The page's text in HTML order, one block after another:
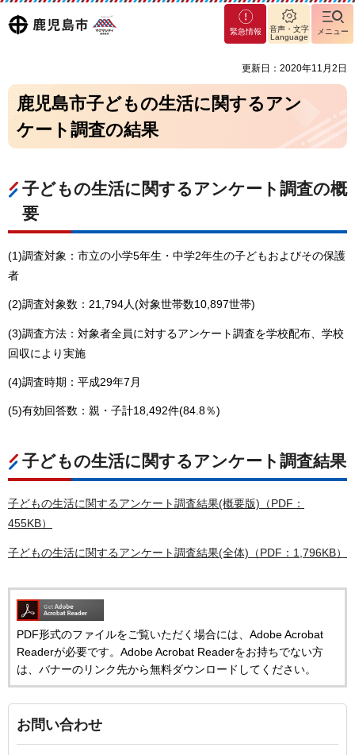
鹿児島
マグ
マシ
緊急情報
音声・文字
Language
メニュー
更新日：2020年11月2日
鹿児島市子どもの生活に関するアン
ケート調査の結果
子どもの生活に関するアンケート調査の概
要
(1)調査対象：市立の小学5年生・中学2年生の子どもおよびその保護
者
(2)調査対象数：21,794人(対象世帯数10,897世帯)
(3)調査方法：対象者全員に対するアンケート調査を学校配布、学校
回収により実施
(4)調査時期：平成29年7月
(5)有効回答数：親・子計18,492件(84.8％)
子どもの生活に関するアンケート調査結果
子どもの生活に関するアンケート調査結果(概要版)（PDF：
455KB）
子どもの生活に関するアンケート調査結果(全体)（PDF：1,796KB）
PDF形式のファイルをご覧いただく場合には、Adobe Acrobat
Readerが必要です。Adobe Acrobat Readerをお持ちでない方
は、バナーのリンク先から無料ダウンロードしてください。
お問い合わせ